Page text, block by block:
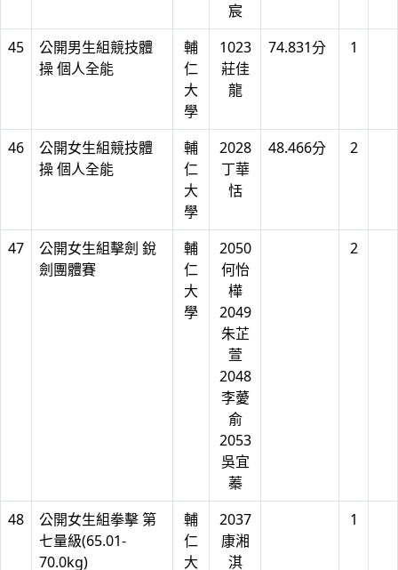
宸
45
公開男生組競技體
操 個人全能
輔
仁
大
學
1023
莊佳
龍
74.831分 1
46
公開女生組競技體
操 個人全能
輔
仁
大
學
2028
丁華
恬
48.466分 2
47
公開女生組擊劍 銳
劍團體賽
輔
仁
大
學
2050
何怡
樺
2049
朱芷
萱
2048
李薆
俞
2053
吳宜
蓁
2
48
公開女生組拳擊 第
七量級(65.01-
70.0kg)
輔
仁
大
2037
康湘
淇
1